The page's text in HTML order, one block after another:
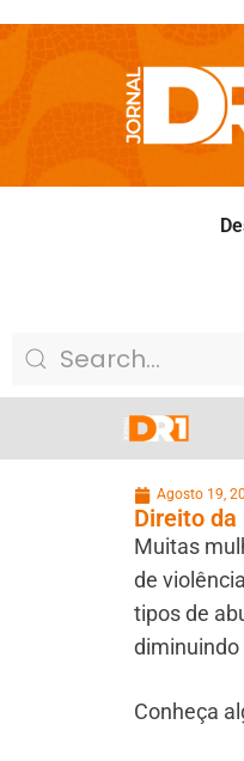
Agosto 19,
Direito da
Muitas
de
tipos de
Conheça